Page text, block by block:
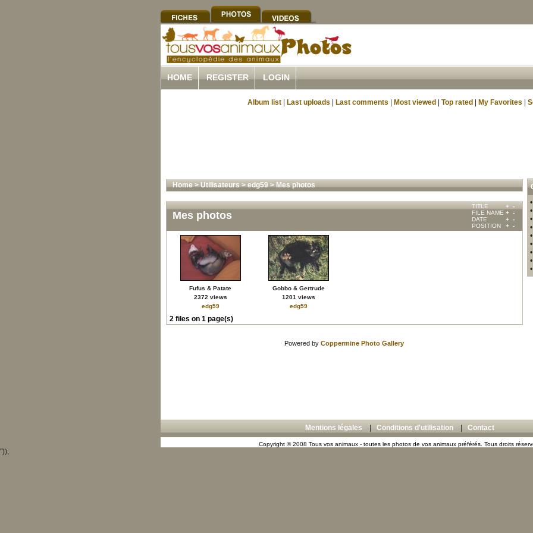
HOME REGISTER LOGIN
Album list Last uploads Last comments Most viewed Top rated My Favorites
Home>Utilisateurs>edg59>Mes photos
Mes photos
TITLE + -
FILE NAME + -
DATE
+ -
POSITION
+ -
Fufus & Patate
2372 views
edg59
Gobbo & Gertrude
1201 views
edg59
2 files on 1 page(s)
Powered by Coppermine Photo Gallery
•
•
•
•
Mentions légales Conditions d'utilisation Contact
Copyright © 2008 Tous vos animaux - toutes les photos de vos animaux préférés. Tous droits
"));